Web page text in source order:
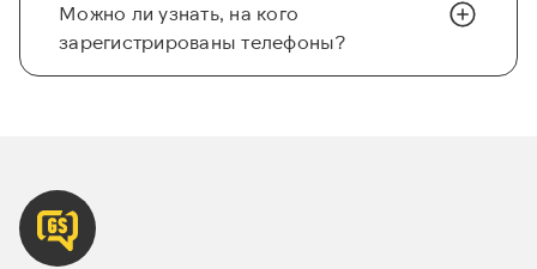
Можно ли узнать, на кого
зарегистрированы телефоны?